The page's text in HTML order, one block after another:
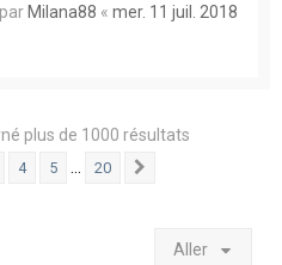
Milana88 « mer. 11 juil. 2018
plus de 1000 résultats
4 5 20
Aller